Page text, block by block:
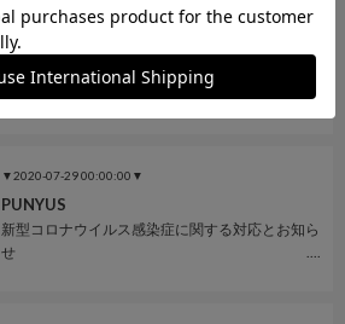
▼2020-08-10 00:00:00▼
2020年8/12(水)～8/30(日)期間限定OPEN！
▼2020-07-29 00:00:00▼
PUNYUS
新型コロナウイルス感染症に関する対応とお知ら
せ